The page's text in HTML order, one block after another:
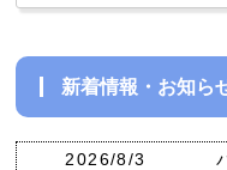
新着情報・お知ら
2026/8/3